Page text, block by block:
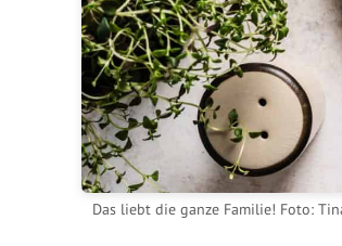
Das liebt die ganze Familie! Foto: